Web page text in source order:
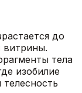
до
витрины.
тела
изобилие